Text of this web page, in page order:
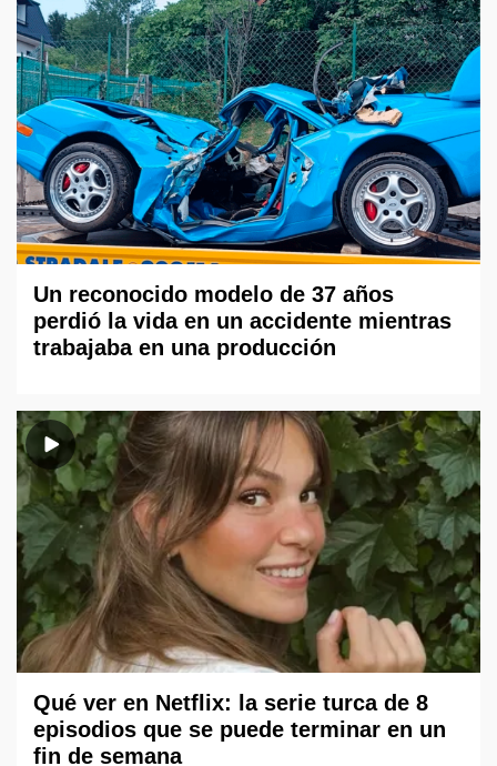
Un reconocido modelo de 37 años
perdió la vida en un accidente mientras
trabajaba en una producción
Qué ver en Netflix: la serie turca de 8
episodios que se puede terminar en un
fin de semana